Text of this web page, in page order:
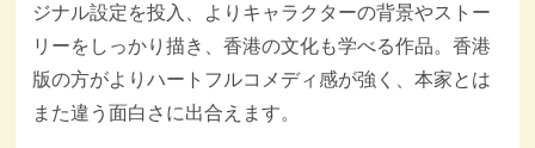
ジナル設定を投入、よりキャラクターの背景やストー
リーをしっかり描き、香港の文化も学べる作品。香港
版の方がよりハートフルコメディ感が強く、本家とは
また違う面白さに出合えます。